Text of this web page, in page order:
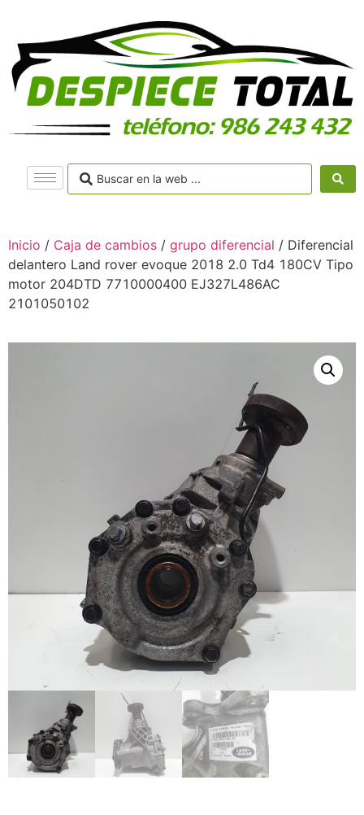
Inicio / Caja de cambios / grupo diferencial / Diferencial
delantero Land rover evoque 2018 2.0 Td4 180CV Tipo
motor 204DTD 7710000400 EJ327L486AC
2101050102